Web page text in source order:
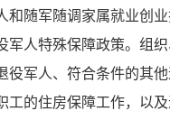
和随军随调家属就业创
军人特殊保障政策。组
役军人、符合条件的其
工的住房保障工作，以